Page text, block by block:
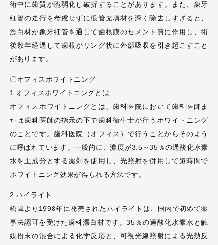
術中に歯質が脆弱化し破折することがあります。また、象牙
細管の走行を考慮せずに根管充填材を深く除去しすぎると、
漂白材が象牙細管を通して歯根膜のセメント質に作用し、術
後数年経過して歯根がリング状に外部吸収を引き起こすこと
があります。
〇オフィスホワイトニング
1.オフィスホワイトニングとは
オフィスホワイトニングとは、歯科医院において歯科医師ま
たは歯科医師の指示の下で歯科衛生士が行うホワイトニング
のことです。歯科医院（オフィス）で行うことからそのよう
に呼ばれています。一般的に、濃度が3.5～35％の過酸化水素
水を主成分とする薬剤を使用し、光照射を併用して短時間で
ホワイトニング効果が得られる方法です。
2.ハイライト
松風より1998年に発売されたハイライトは、国内で初めて薬
事法認可を受けた歯科漂白材です。35％の過酸化水素水と触
媒粉末の混合による化学反応と、可視光線照射による光熱反